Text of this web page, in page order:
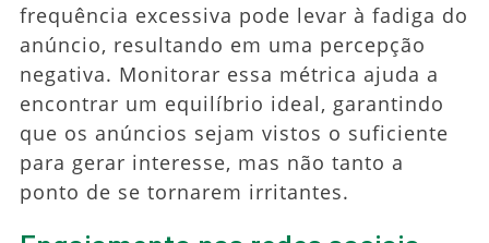
frequência excessiva pode levar à fadiga do
anúncio, resultando em uma percepção
negativa. Monitorar essa métrica ajuda a
encontrar um equilíbrio ideal, garantindo
que os anúncios sejam vistos o suficiente
para gerar interesse, mas não tanto a
ponto de se tornarem irritantes.